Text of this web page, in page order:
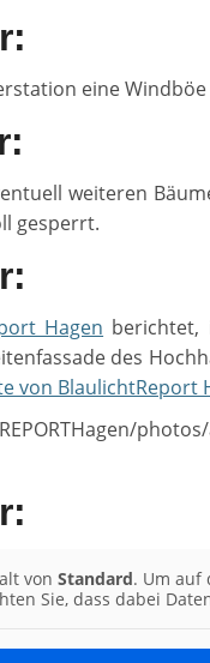
eine
weiteren
gesperrt.
Hagen berichtet,
des
von BlaulichtReport
von Standard. Um auf
Sie, dass dabei